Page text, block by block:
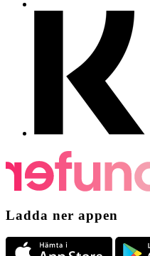
Ladda ner appen